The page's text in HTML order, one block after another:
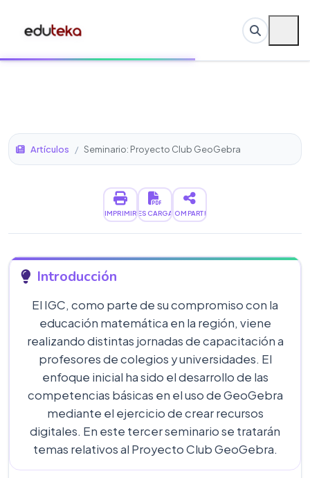
Artículos / Seminario: Proyecto Club GeoGebra
IMPRIMIRDESCARGARCOMPARTIR
Introducción
El IGC, como parte de su compromiso con la
educación matemática en la región, viene
realizando distintas jornadas de capacitación a
profesores de colegios y universidades. El
enfoque inicial ha sido el desarrollo de las
competencias básicas en el uso de GeoGebra
mediante el ejercicio de crear recursos
digitales. En este tercer seminario se tratarán
temas relativos al Proyecto Club GeoGebra.